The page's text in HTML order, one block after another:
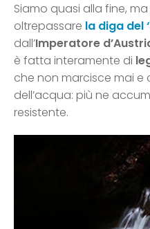
Siamo quasi alla fine,
oltrepassare la diga del
dall’Imperatore
è fatta interamente di
che non marcisce mai e
dell’acqua: più ne
resistente.